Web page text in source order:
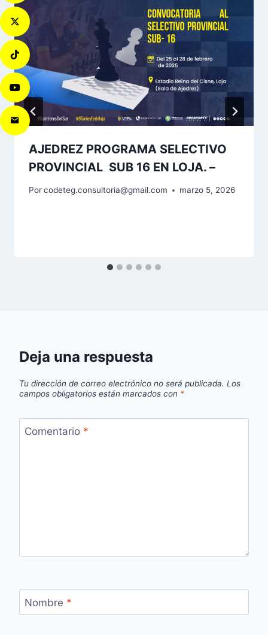
AJEDREZ PROGRAMA SELECTIVO
PROVINCIAL SUB 16 EN LOJA. –
Porcodeteg.consultoria@gmail.com marzo 5, 2026
Deja una respuesta
Tu dirección de correo electrónico no será publicada. Los
campos obligatorios están marcados con *
Comentario *
Nombre *